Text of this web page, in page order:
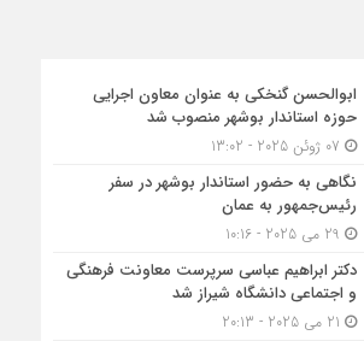
ابوالحسن گنخکی به عنوان معاون اجرایی
حوزه استاندار بوشهر منصوب شد
نگاهی به حضور استاندار بوشهر در سفر
رئیس‌جمهور به عمان
دکتر ابراهیم عباسی سرپرست معاونت فرهنگی
و اجتماعی دانشگاه شیراز شد